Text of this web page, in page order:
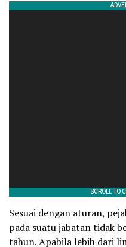
Sesuai dengan aturan,
pada suatu jabatan tidak
tahun. Apabila lebih dari